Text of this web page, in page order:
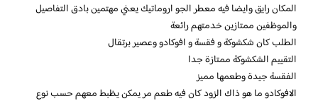
المكان رايق وايضا فيه معطر الجو اروماتيك يعني مهتمين بادق التفاصيل
والموظفين ممتازين خدمتهم رائعة
الطلب كان شكشوكة و فقسة و افوكادو وعصير برتقال
التقييم الشكشوكة ممتازة جدا
الفقسة جيدة وطعمها مميز
الافوكادو ما هو ذاك الزود كان فيه طعم مر يمكن يظبط معهم حسب نوع